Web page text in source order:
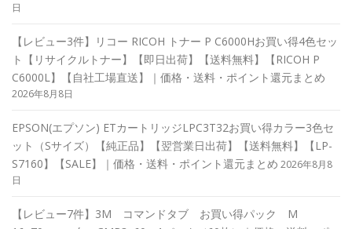
日
【レビュー3件】リコー RICOH トナー P C6000Hお買い得4色セッ
ト【リサイクルトナー】【即日出荷】【送料無料】【RICOH P
C6000L】【自社工場直送】｜価格・送料・ポイント還元まとめ
2026年8月8日
EPSON(エプソン) ETカートリッジLPC3T32お買い得カラー3色セ
ット（Sサイズ）【純正品】【翌営業日出荷】【送料無料】【LP-
S7160】【SALE】｜価格・送料・ポイント還元まとめ 2026年8月8
日
【レビュー7件】3M コマンドタブ お買い得パック M